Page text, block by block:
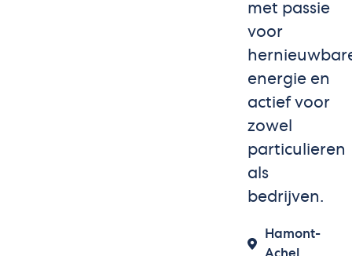
met passie
voor
energie en
actief voor
zowel
particulieren
als
bedrijven.
Hamont-